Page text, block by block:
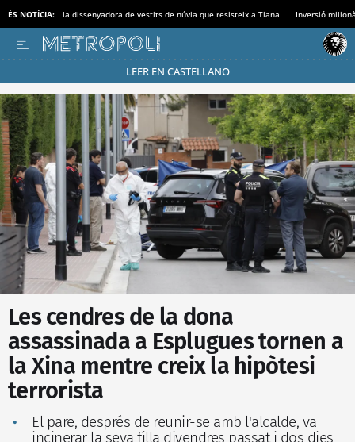
ÉS NOTÍCIA: la dissenyadora de vestits de núvia que resisteix a Tiana Inversió
LEER EN CASTELLANO
Passa’t al mode estalvi
Les cendres de la dona
assassinada a Esplugues tornen a
la Xina mentre creix la hipòtesi
terrorista
El pare, després de reunir-se amb l'alcalde, va
incinerar la seva filla divendres passat i dos dies